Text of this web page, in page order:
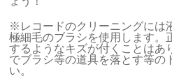
※レコードのクリーニングには
極細毛のブラシを使用します。
するようなキズが付くことはあ
でブラシ等の道具を落とす等の
い。